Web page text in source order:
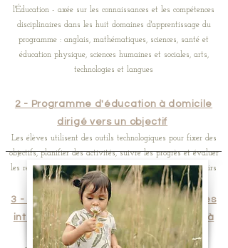
l'Éducation - axée sur les connaissances et les compétences
disciplinaires dans les huit domaines d'apprentissage du
programme : anglais, mathématiques, sciences, santé et
éducation physique, sciences humaines et sociales, arts,
technologies et langues
2 - Programme d'éducation à domicile
dirigé vers un objectif
Les élèves utilisent des outils technologiques pour fixer des
objectifs, planifier des activités, suivre les progrès et évaluer
les résultats plutôt que de simplement terminer des devoirs
sans réfléchir
3 - Enquêtes thématiques/axées sur les
intérêts Programme d'enseignement à
domicile